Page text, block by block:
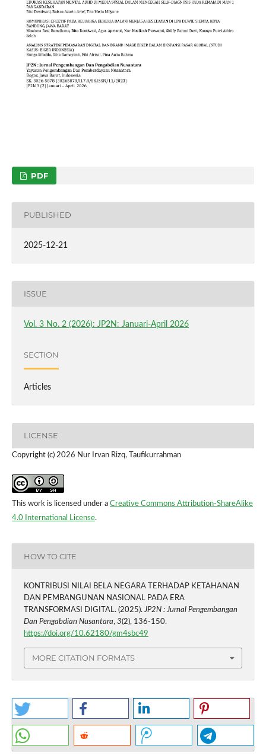
PDF
PUBLISHED
2025-12-21
ISSUE
Vol. 3 No. 2 (2026): JP2N: Januari-April 2026
SECTION
Articles
LICENSE
Copyright (c) 2026 Nur Irvan Rizq, Taufikurrahman
This work is licensed under a Creative Commons Attribution-ShareAlike
4.0 International License.
HOW TO CITE
KONTRIBUSI NILAI BELA NEGARA TERHADAP KETAHANAN
DAN PEMBANGUNAN NASIONAL PADA ERA
TRANSFORMASI DIGITAL. (2025).JP2N : Jurnal Pengembangan
Dan Pengabdian Nusantara, 3(2), 136-150.
https://doi.org/10.62180/gm4sbc49
MORE CITATION FORMATS